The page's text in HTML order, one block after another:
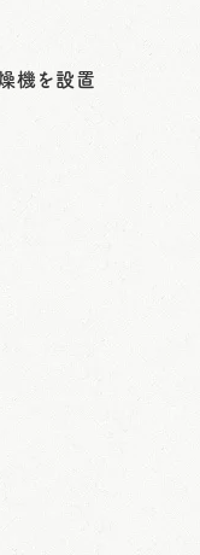
機を設置